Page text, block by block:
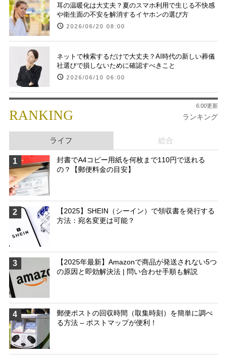
耳の温暖化は大丈夫？夏のスマホ利用で生じる不快感
や衛生面の不安を解消するイヤホンの選び方
2026/06/20 08:00
ネットで検索するだけで大丈夫？AI時代の新しい葬儀
社選びで損しないために確認すべきこと
2026/06/10 06:00
RANKING ランキング
6:00更新
ライフ 総合
1
封書でA4コピー用紙を何枚まで110円で送れる
の？【郵便料金の目安】
2
【2025】SHEIN（シーイン）で領収書を発行する
方法：宛名変更は可能？
3
【2025年最新】Amazonで商品が発送されない5つ
の原因と即効解決法 | 問い合わせ手順も解説
4
郵便ポストの回収時間（取集時刻）を簡単に調べ
る方法 – ポストマップが便利！